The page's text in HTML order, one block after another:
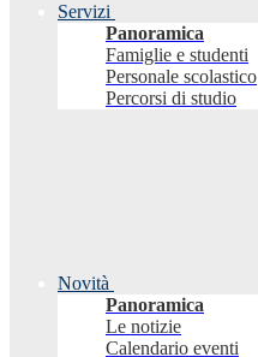
Servizi
Panoramica
Famiglie e studenti
Personale scolastico
Percorsi di studio
Novità
Panoramica
Le notizie
Calendario eventi